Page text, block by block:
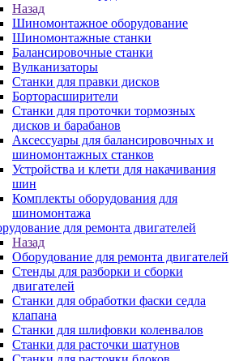
Назад
Шиномонтажное оборудование
Шиномонтажные станки
Балансировочные станки
Вулканизаторы
Станки для правки дисков
Борторасширители
Станки для проточки тормозных
дисков и барабанов
Аксессуары для балансировочных и
шиномонтажных станков
Устройства и клети для накачивания
шин
Комплекты оборудования для
шиномонтажа
для ремонта двигателей
Назад
Оборудование для ремонта двигателей
Стенды для разборки и сборки
двигателей
Станки для обработки фаски седла
клапана
Станки для шлифовки коленвалов
Станки для расточки шатунов